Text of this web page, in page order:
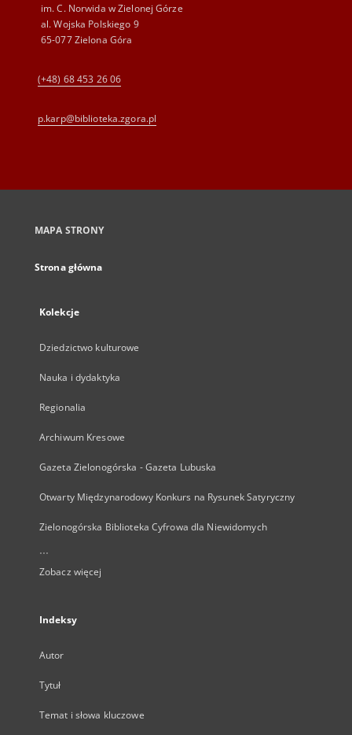
im. C. Norwida w Zielonej Górze
al. Wojska Polskiego 9
65-077 Zielona Góra
(+48) 68 453 26 06
p.karp@biblioteka.zgora.pl
MAPA STRONY
Strona główna
Kolekcje
Dziedzictwo kulturowe
Nauka i dydaktyka
Regionalia
Archiwum Kresowe
Gazeta Zielonogórska - Gazeta Lubuska
Otwarty Międzynarodowy Konkurs na Rysunek Satyryczny
Zielonogórska Biblioteka Cyfrowa dla Niewidomych
...
Zobacz więcej
Indeksy
Autor
Tytuł
Temat i słowa kluczowe